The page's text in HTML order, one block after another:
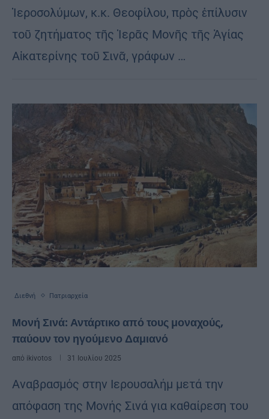
Ἱεροσολύμων, κ.κ. Θεοφίλου, πρὸς ἐπίλυσιν
τοῦ ζητήματος τῆς Ἱερᾶς Μονῆς τῆς Ἁγίας
Αἰκατερίνης τοῦ Σινᾶ, γράφων …
Διεθνή Πατριαρχεία
Μονή Σινά: Αντάρτικο από τους μοναχούς,
παύουν τον ηγούμενο Δαμιανό
από ikivotos 31 Ιουλίου 2025
Αναβρασμός στην Ιερουσαλήμ μετά την
απόφαση της Μονής Σινά για καθαίρεση του